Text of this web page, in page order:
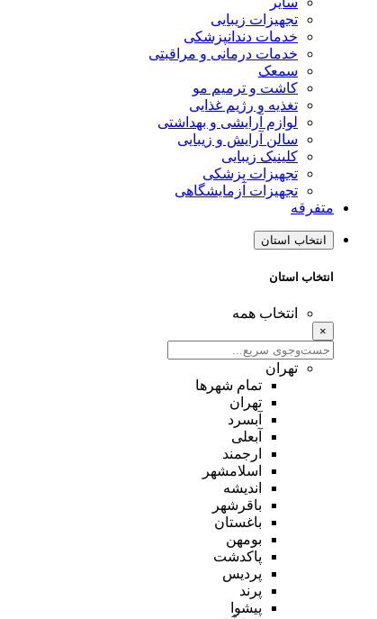
تجهیزات زیبایی
خدمات دندانپزشکی
خدمات درمانی و مراقبتی
سمعک
کاشت و ترمیم مو
تغذیه و رژیم غذایی
لوازم آرایشی و بهداشتی
سالن آرایش و زیبایی
کلینیک زیبایی
تجهیزات پزشکی
تجهیزات آزمایشگاهی
متفرقه
انتخاب استان
انتخاب استان
انتخاب همه
×
تهران
تمام شهر‌ها
تهران
آبسرد
آبعلی
ارجمند
اسلامشهر
اندیشه
باقرشهر
باغستان
بومهن
پاکدشت
پردیس
پرند
پیشوا